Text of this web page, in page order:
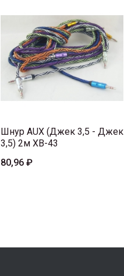
Шнур AUX (Джек 3,5 - Джек
3,5) 2м XB-43
80,96 ₽